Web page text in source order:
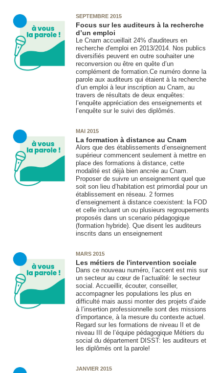
SEPTEMBRE 2015
Focus sur les auditeurs à la recherche
d’un emploi
Le Cnam accueillait 24% d'auditeurs en
recherche d'emploi en 2013/2014. Nos publics
diversifiés peuvent en outre souhaiter une
reconversion ou être en quête d’un
complément de formation.Ce numéro donne la
parole aux auditeurs qui étaient à la recherche
d’un emploi à leur inscription au Cnam, au
travers de résultats de deux enquêtes:
l’enquête appréciation des enseignements et
l’enquête sur le suivi des diplômés.
MAI 2015
La formation à distance au Cnam
Alors que des établissements d’enseignement
supérieur commencent seulement à mettre en
place des formations à distance, cette
modalité est déjà bien ancrée au Cnam.
Proposer de suivre un enseignement quel que
soit son lieu d’habitation est primordial pour un
établissement en réseau. 2 formes
d’enseignement à distance coexistent: la FOD
et celle incluant un ou plusieurs regroupements
proposés dans un scenario pédagogique
(formation hybride). Que disent les auditeurs
inscrits dans un enseignement
MARS 2015
Les métiers de l'intervention sociale
Dans ce nouveau numéro, l’accent est mis sur
un secteur au cœur de l’actualité: le secteur
social. Accueillir, écouter, conseiller,
accompagner les populations les plus en
difficulté mais aussi monter des projets d’aide
à l’insertion professionnelle sont des missions
d’importance, à la mesure du contexte actuel.
Regard sur les formations de niveau II et de
niveau III de l’équipe pédagogique Métiers du
social du département DISST: les auditeurs et
les diplômés ont la parole!
JANVIER 2015